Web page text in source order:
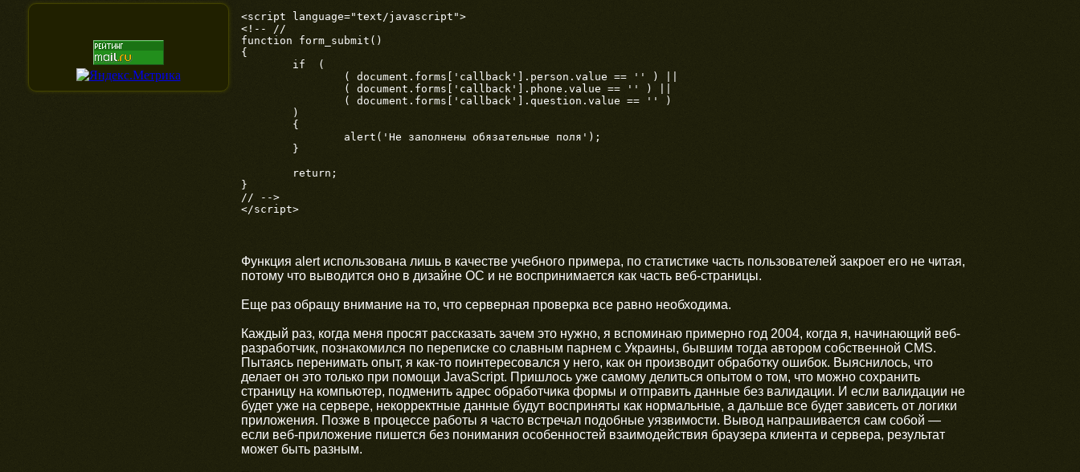
<script language="text/javascript">
<!-- //
function form_submit()
{
}
// -->
</script>
Функция alert использована лишь в качестве учебного примера, по статистике часть пользователей закроет его не читая,
потому что выводится оно в дизайне ОС и не воспринимается как часть веб-страницы.
Еще раз обращу внимание на то, что серверная проверка все равно необходима.
Каждый раз, когда меня просят рассказать зачем это нужно, я вспоминаю примерно год 2004, когда я, начинающий веб-
разработчик, познакомился по переписке со славным парнем с Украины, бывшим тогда автором собственной CMS.
Пытаясь перенимать опыт, я как-то поинтересовался у него, как он производит обработку ошибок. Выяснилось, что
делает он это только при помощи JavaScript. Пришлось уже самому делиться опытом о том, что можно сохранить
страницу на компьютер, подменить адрес обработчика формы и отправить данные без валидации. И если валидации не
будет уже на сервере, некорректные данные будут восприняты как нормальные, а дальше все будет зависеть от логики
приложения. Позже в процессе работы я часто встречал подобные уязвимости. Вывод напрашивается сам собой —
если веб-приложение пишется без понимания особенностей взаимодействия браузера клиента и сервера, результат
может быть разным.